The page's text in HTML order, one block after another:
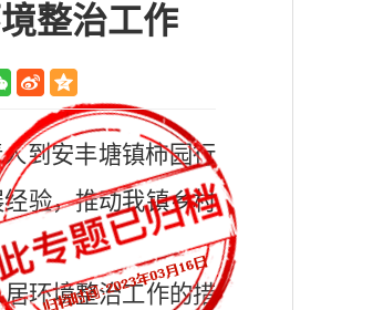
整治工作
到安丰塘镇柿园行
验，推动我镇乡村
环境整治工作的措